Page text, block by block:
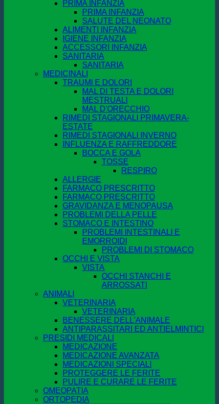
PRIMA INFANZIA
PRIMA INFANZIA
SALUTE DEL NEONATO
ALIMENTI INFANZIA
IGIENE INFANZIA
ACCESSORI INFANZIA
SANITARIA
SANITARIA
MEDICINALI
TRAUMI E DOLORI
MAL DI TESTA E DOLORI
MESTRUALI
MAL D'ORECCHIO
RIMEDI STAGIONALI PRIMAVERA-
ESTATE
RIMEDI STAGIONALI INVERNO
INFLUENZA E RAFFREDDORE
BOCCA E GOLA
TOSSE
RESPIRO
ALLERGIE
FARMACO PRESCRITTO
FARMACO PRESCRITTO
GRAVIDANZA E MENOPAUSA
PROBLEMI DELLA PELLE
STOMACO E INTESTINO
PROBLEMI INTESTINALI E
EMORROIDI
PROBLEMI DI STOMACO
OCCHI E VISTA
VISTA
OCCHI STANCHI E
ARROSSATI
ANIMALI
VETERINARIA
VETERINARIA
BENESSERE DELL'ANIMALE
ANTIPARASSITARI ED ANTIELMINTICI
PRESIDI MEDICALI
MEDICAZIONE
MEDICAZIONE AVANZATA
MEDICAZIONI SPECIALI
PROTEGGERE LE FERITE
PULIRE E CURARE LE FERITE
OMEOPATIA
ORTOPEDIA